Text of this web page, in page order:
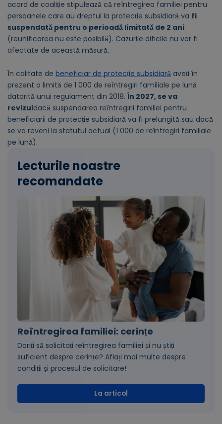
acord de coaliție stipulează că reîntregirea familiei pentru
persoanele care au dreptul la protecție subsidiară va fi
suspendată pentru o perioadă limitată de 2 ani
(reunificarea nu este posibilă). Cazurile dificile nu vor fi
afectate de această măsură.
În calitate de beneficiar de protecție subsidiară aveți în
prezent o limită de 1 000 de reîntregiri familiale pe lună
datorită unui regulament din 2018. În 2027, se va
revizuidacă suspendarea reîntregirii familiei pentru
beneficiarii de protecție subsidiară va fi prelungită sau dacă
se va reveni la statutul actual (1 000 de reîntregiri familiale
pe lună).
Lecturile noastre
recomandate
Reîntregirea familiei: cerințe
Doriți să solicitați reîntregirea familiei și nu știți
suficient despre cerințe? Aflați mai multe despre
condiții și procesul de solicitare!
La articol